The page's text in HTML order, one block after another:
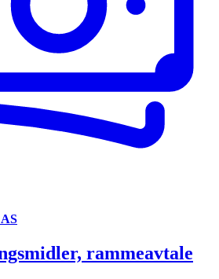
rammeavtale